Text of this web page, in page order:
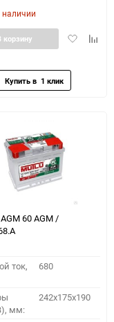
наличии
Добавить
корзину
60 AGM /
ток,
680
мм:
242x175x190